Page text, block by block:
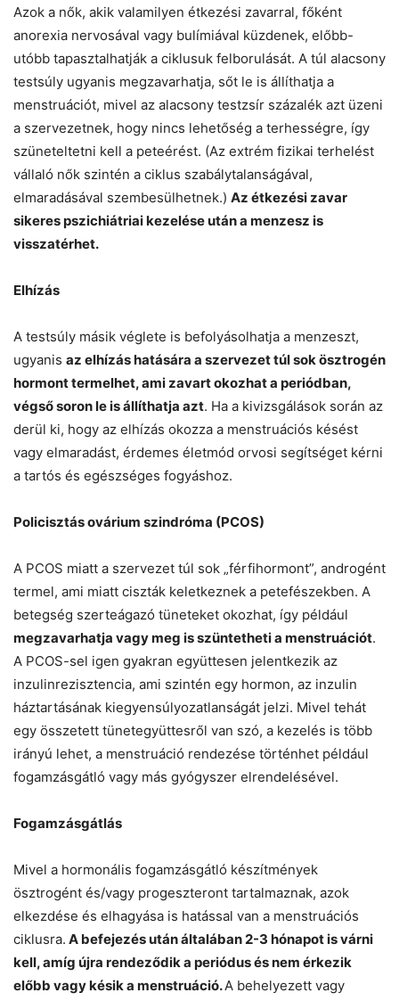
Azok a nők, akik valamilyen étkezési zavarral, főként
anorexia nervosával vagy bulímiával küzdenek, előbb-
utóbb tapasztalhatják a ciklusuk felborulását. A túl alacsony
testsúly ugyanis megzavarhatja, sőt le is állíthatja a
menstruációt, mivel az alacsony testzsír százalék azt üzeni
a szervezetnek, hogy nincs lehetőség a terhességre, így
szüneteltetni kell a peteérést. (Az extrém fizikai terhelést
vállaló nők szintén a ciklus szabálytalanságával,
elmaradásával szembesülhetnek.) Az étkezési zavar
sikeres pszichiátriai kezelése után a menzesz is
visszatérhet.
Elhízás
A testsúly másik véglete is befolyásolhatja a menzeszt,
ugyanis az elhízás hatására a szervezet túl sok ösztrogén
hormont termelhet, ami zavart okozhat a periódban,
végső soron le is állíthatja azt. Ha a kivizsgálások során az
derül ki, hogy az elhízás okozza a menstruációs késést
vagy elmaradást, érdemes életmód orvosi segítséget kérni
a tartós és egészséges fogyáshoz.
Policisztás ovárium szindróma (PCOS)
A PCOS miatt a szervezet túl sok „férfihormont”, androgént
termel, ami miatt ciszták keletkeznek a petefészekben. A
betegség szerteágazó tüneteket okozhat, így például
megzavarhatja vagy meg is szüntetheti a menstruációt.
A PCOS-sel igen gyakran együttesen jelentkezik az
inzulinrezisztencia, ami szintén egy hormon, az inzulin
háztartásának kiegyensúlyozatlanságát jelzi. Mivel tehát
egy összetett tünetegyüttesről van szó, a kezelés is több
irányú lehet, a menstruáció rendezése történhet például
fogamzásgátló vagy más gyógyszer elrendelésével.
Fogamzásgátlás
Mivel a hormonális fogamzásgátló készítmények
ösztrogént és/vagy progeszteront tartalmaznak, azok
elkezdése és elhagyása is hatással van a menstruációs
ciklusra. A befejezés után általában 2-3 hónapot is várni
kell, amíg újra rendeződik a periódus és nem érkezik
előbb vagy késik a menstruáció.A behelyezett vagy